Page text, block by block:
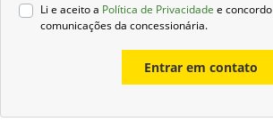
Li e aceito a Política de Privacidade e
comunicações da concessionária.
Entrar em contato